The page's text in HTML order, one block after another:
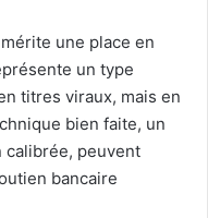
une place en
un type
titres viraux, mais en
bien faite, un
calibrée, peuvent
bancaire